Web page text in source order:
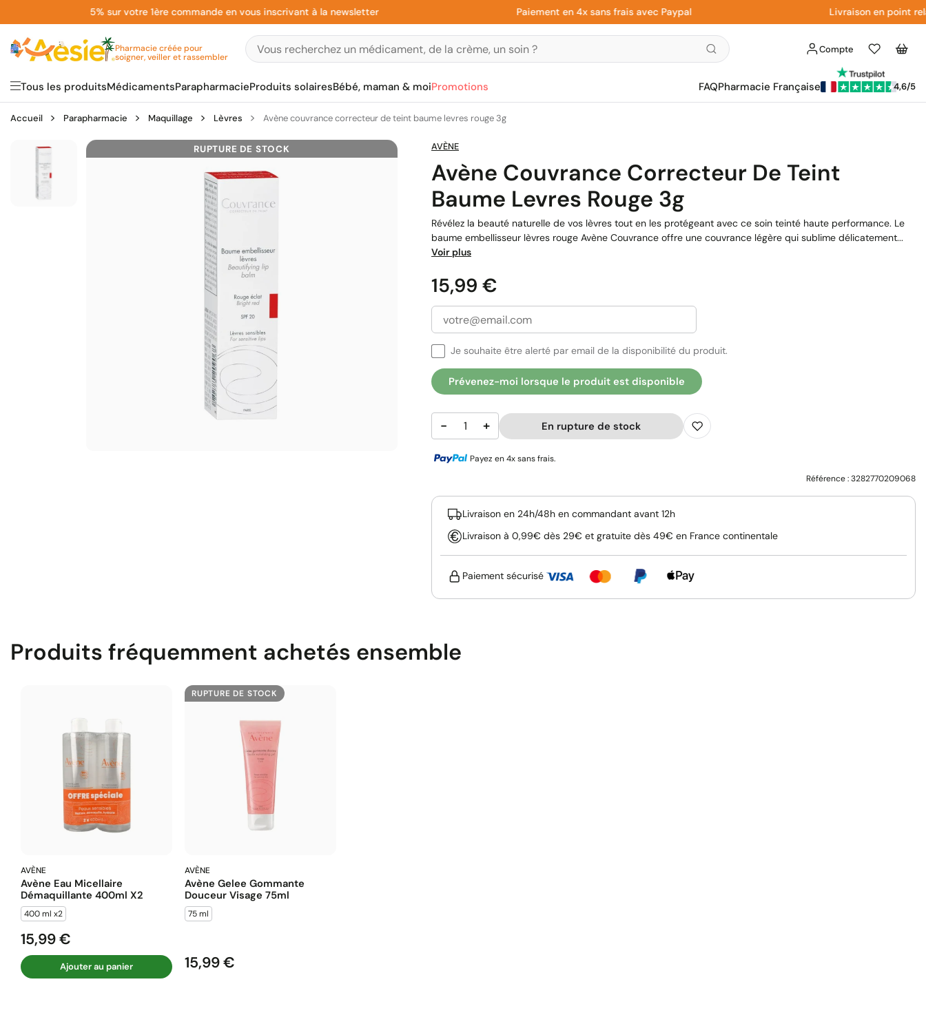
au
contenu
5% sur votre 1ère commande en vous inscrivant à la newsletter Paiement en 4x sans frais avec Paypal Livraison en point relais
Pharmacie créée pour
soigner, veiller et rassembler
Compte
Liste
d'envies
Panier
Tous les produitsMédicamentsParapharmacieProduits solairesBébé, maman & moiPromotions FAQPharmacie Française 4,6/5
Accueil Parapharmacie Maquillage Lèvres Avène couvrance correcteur de teint baume levres rouge 3g
RUPTURE DE STOCK AVÈNE
Avène Couvrance Correcteur De Teint
Baume Levres Rouge 3g
Révélez la beauté naturelle de vos lèvres tout en les protégeant avec ce soin teinté haute performance. Le
baume embellisseur lèvres rouge Avène Couvrance offre une couvrance légère qui sublime délicatement...
Voir plus
Prix
15,99 €
Je souhaite être alerté par email de la disponibilité du produit.
Prévenez-moi lorsque le produit est disponible
− + En rupture de stock
Payez en 4x sans frais.
Référence :3282770209068
Livraison en 24h/48h en commandant avant 12h
Livraison à 0,99€ dès 29€ et gratuite dès 49€ en France continentale
Paiement sécurisé
Produits fréquemment achetés ensemble
AVÈNE
Avène Eau Micellaire
Démaquillante 400ml X2
400 ml x2
Prix
15,99 €
Ajouter au panier
RUPTURE DE STOCK
AVÈNE
Avène Gelee Gommante
Douceur Visage 75ml
75 ml
Prix
15,99 €